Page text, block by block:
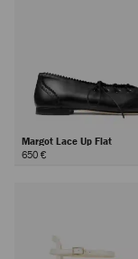
Margot Lace Up Flat
650 €